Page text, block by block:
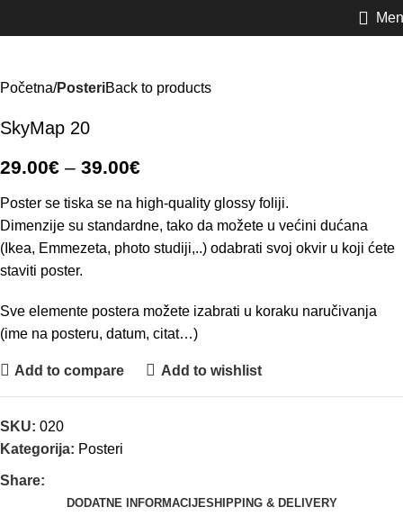
Početna PosteriBack to products
SkyMap 20
29.00€ – 39.00€
Poster se tiska se na high-quality glossy foliji.
Dimenzije su standardne, tako da možete u većini dućana
(Ikea, Emmezeta, photo studiji,..) odabrati svoj okvir u koji ćete
staviti poster.
Sve elemente postera možete izabrati u koraku naručivanja
(ime na posteru, datum, citat…)
Add to compare Add to wishlist
SKU: 020
Kategorija: Posteri
Share:
DODATNE INFORMACIJESHIPPING & DELIVERY